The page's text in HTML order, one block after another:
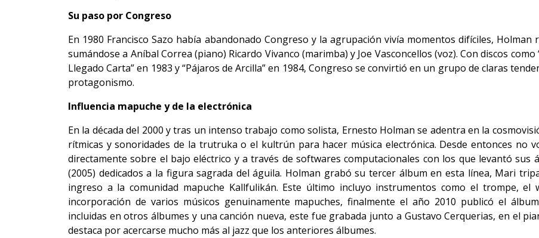
Su paso por Congreso
En 1980 Francisco Sazo había abandonado Congreso y la agrupación vivía momentos difíciles,
sumándose a Aníbal Correa (piano) Ricardo Vivanco (marimba) y Joe Vasconcellos (voz). Con discos
Llegado Carta” en 1983 y “Pájaros de Arcilla” en 1984, Congreso se convirtió en un grupo de claras
protagonismo.
Influencia mapuche y de la electrónica
En la década del 2000 y tras un intenso trabajo como solista, Ernesto Holman se adentra en la
rítmicas y sonoridades de la trutruka o el kultrún para hacer música electrónica. Desde entonces no
directamente sobre el bajo eléctrico y a través de softwares computacionales con los que levantó sus
(2005) dedicados a la figura sagrada del águila. Holman grabó su tercer álbum en esta línea, Mari
ingreso a la comunidad mapuche Kallfulikán. Este último incluyo instrumentos como el trompe, el
incorporación de varios músicos genuinamente mapuches, finalmente el año 2010 publicó el
incluidas en otros álbumes y una canción nueva, este fue grabada junto a Gustavo Cerquerias, en el
destaca por acercarse mucho más al jazz que los anteriores álbumes.